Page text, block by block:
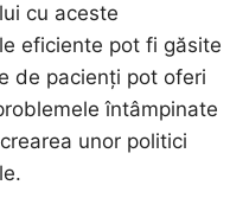
cu aceste
eficiente pot fi găsite
de pacienți pot oferi
întâmpinate
unor politici